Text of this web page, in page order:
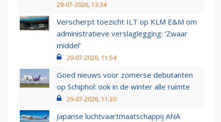
29-07-2026, 13:34
Verscherpt toezicht ILT op KLM E&M om
administratieve verslaglegging: ‘Zwaar
middel’
29-07-2026, 11:54
Goed nieuws voor zomerse debutanten
op Schiphol: ook in de winter alle ruimte
29-07-2026, 11:20
Japanse luchtvaartmaatschappij ANA